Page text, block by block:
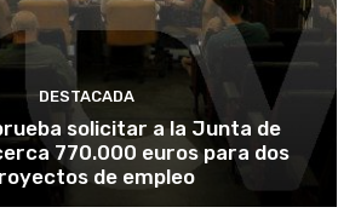
DESTACADA
solicitar a la Junta de
770.000 euros para dos
de empleo